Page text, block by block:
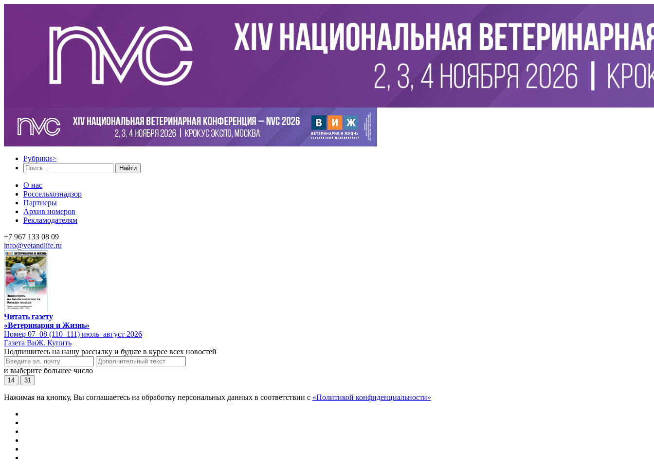
Рубрики>
Найти
О нас
Россельхознадзор
Партнеры
Архив номеров
Рекламодателям
+7 967 133 08 09
info@vetandlife.ru
Читать газету
«Ветеринария и Жизнь»
Номер 07–08 (110–111) июль–август 2026
Газета ВиЖ. Купить
Подпишитесь на нашу рассылку и будьте в курсе всех новостей
и выберите большее число
14 31
Нажимая на кнопку, Вы соглашаетесь на обработку персональных данных в соответствии с «Политикой конфиденциальности»